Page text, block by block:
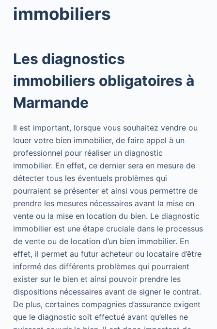
immobiliers
Les diagnostics
immobiliers obligatoires à
Marmande
Il est important, lorsque vous souhaitez vendre ou
louer votre bien immobilier, de faire appel à un
professionnel pour réaliser un diagnostic
immobilier. En effet, ce dernier sera en mesure de
détecter tous les éventuels problèmes qui
pourraient se présenter et ainsi vous permettre de
prendre les mesures nécessaires avant la mise en
vente ou la mise en location du bien. Le diagnostic
immobilier est une étape cruciale dans le processus
de vente ou de location d’un bien immobilier. En
effet, il permet au futur acheteur ou locataire d’être
informé des différents problèmes qui pourraient
exister sur le bien et ainsi pouvoir prendre les
dispositions nécessaires avant de signer le contrat.
De plus, certaines compagnies d’assurance exigent
que le diagnostic soit effectué avant qu’elles ne